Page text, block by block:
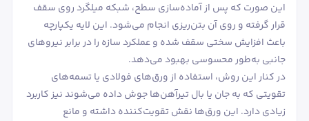
این صورت که پس از آماده‌سازی سطح، شبکه میلگرد روی سقف
قرار گرفته و روی آن بتن‌ریزی انجام می‌شود. این لایه یکپارچه
باعث افزایش سختی سقف شده و عملکرد سازه را در برابر نیروهای
جانبی به‌طور محسوسی بهبود می‌دهد.
در کنار این روش، استفاده از ورق‌های فولادی یا تسمه‌های
تقویتی که به جان یا بال تیرآهن‌ها جوش داده می‌شوند نیز کاربرد
زیادی دارد. این ورق‌ها نقش تقویت‌کننده داشته و مانع